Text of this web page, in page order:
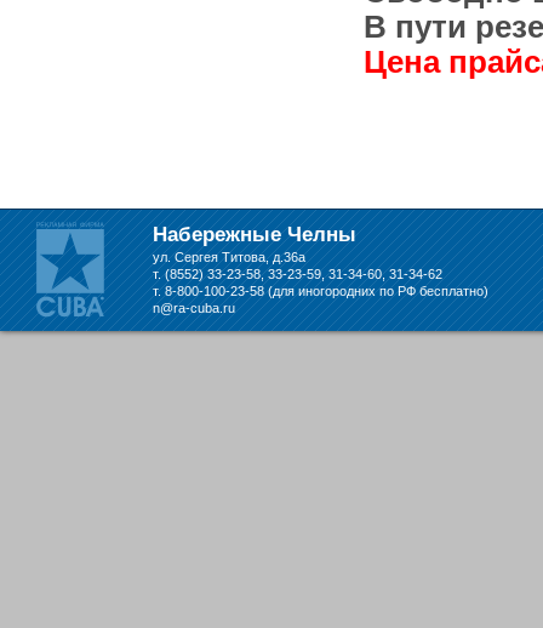
складе в Набережных Челнах
В пути
Цена
Набережные Челны
ул. Сергея Титова, д.36а
т. (8552) 33-23-58, 33-23-59, 31-34-60, 31-34-62
т. 8-800-100-23-58 (для иногородних по РФ бесплатно)
n@ra-cuba.ru